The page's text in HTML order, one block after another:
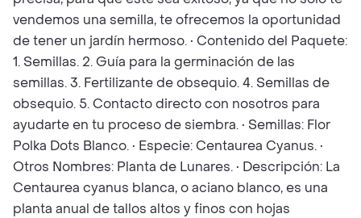
vendemos una semilla, te ofrecemos la oportunidad
de tener un jardín hermoso. • Contenido del Paquete:
1. Semillas. 2. Guía para la germinación de las
semillas. 3. Fertilizante de obsequio. 4. Semillas de
obsequio. 5. Contacto directo con nosotros para
ayudarte en tu proceso de siembra. • Semillas: Flor
Polka Dots Blanco. • Especie: Centaurea Cyanus. •
Otros Nombres: Planta de Lunares. • Descripción: La
Centaurea cyanus blanca, o aciano blanco, es una
planta anual de tallos altos y finos con hojas